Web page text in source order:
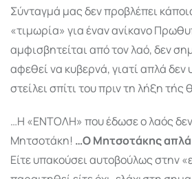
Σύνταγμά μας δεν προβλέπει
«τιμωρία» για έναν ανίκανο
αμφισβητείται από τον λαό, δεν
αφεθεί να κυβερνά, γιατί απλά δεν
στείλει σπίτι του πριν τη λήξη τής
…Η «ΕΝΤΟΛΗ» που έδωσε ο λαός
Μητσοτάκη! …Ο Μητσοτάκης
Είτε υπακούσει αυτοβούλως στην